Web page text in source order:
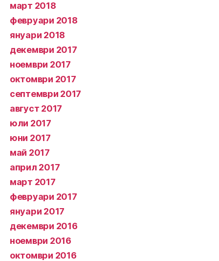
март 2018
февруари 2018
януари 2018
декември 2017
ноември 2017
октомври 2017
септември 2017
август 2017
юли 2017
юни 2017
май 2017
април 2017
март 2017
февруари 2017
януари 2017
декември 2016
ноември 2016
октомври 2016